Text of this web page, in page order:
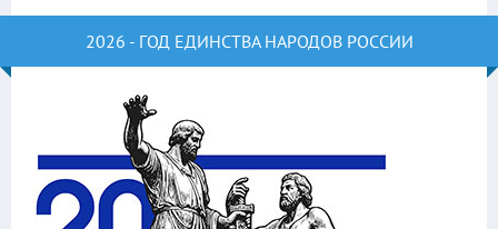
2026 - ГОД ЕДИНСТВА НАРОДОВ РОССИИ